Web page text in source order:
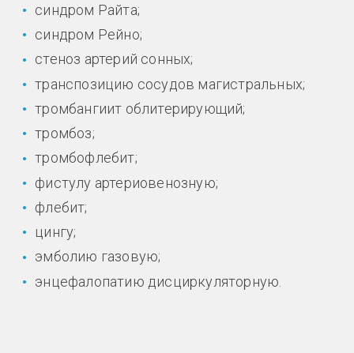
синдром Райта;
синдром Рейно;
стеноз артерий сонных;
транспозицию сосудов магистральных;
тромбангиит облитерирующий;
тромбоз;
тромбофлебит;
фистулу артериовенозную;
флебит;
цингу;
эмболию газовую;
энцефалопатию дисциркуляторную.